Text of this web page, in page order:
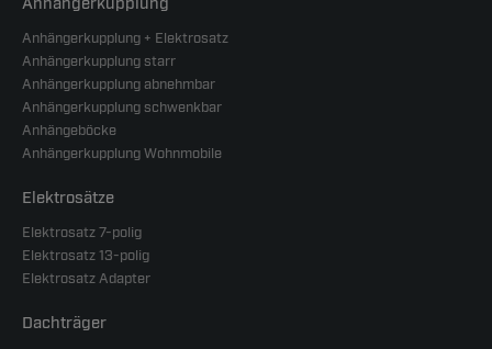
Anhängerkupplung + Elektrosatz
Anhängerkupplung starr
Anhängerkupplung abnehmbar
Anhängerkupplung schwenkbar
Anhängeböcke
Anhängerkupplung Wohnmobile
Elektrosätze
Elektrosatz 7-polig
Elektrosatz 13-polig
Elektrosatz Adapter
Dachträger